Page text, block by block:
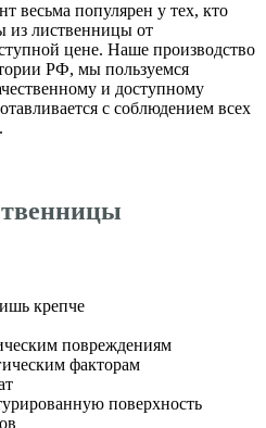
весьма популярен у тех, кто
из лиственницы от
цене. Наше производство
РФ, мы пользуемся
и доступному
с соблюдением всех
крепче
повреждениям
факторам
поверхность